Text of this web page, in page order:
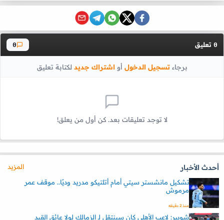
0 تعليق 0
برجاءتسجيل الدخول أواشتراك جديد لكتابة تعليق
لا توجد تعليقات بعد. كن أول من يعلق!
أحدث الأخبار
المزيد
تشكيل مانشستر سيتي أمام أتلتيكو مدريد وديًا.. موقف عمر
مرموش
منذ 2 دقيقه
شوبير: لاعب الأهلي كان سينتقل لـ الزمالك لولا عائق القيد